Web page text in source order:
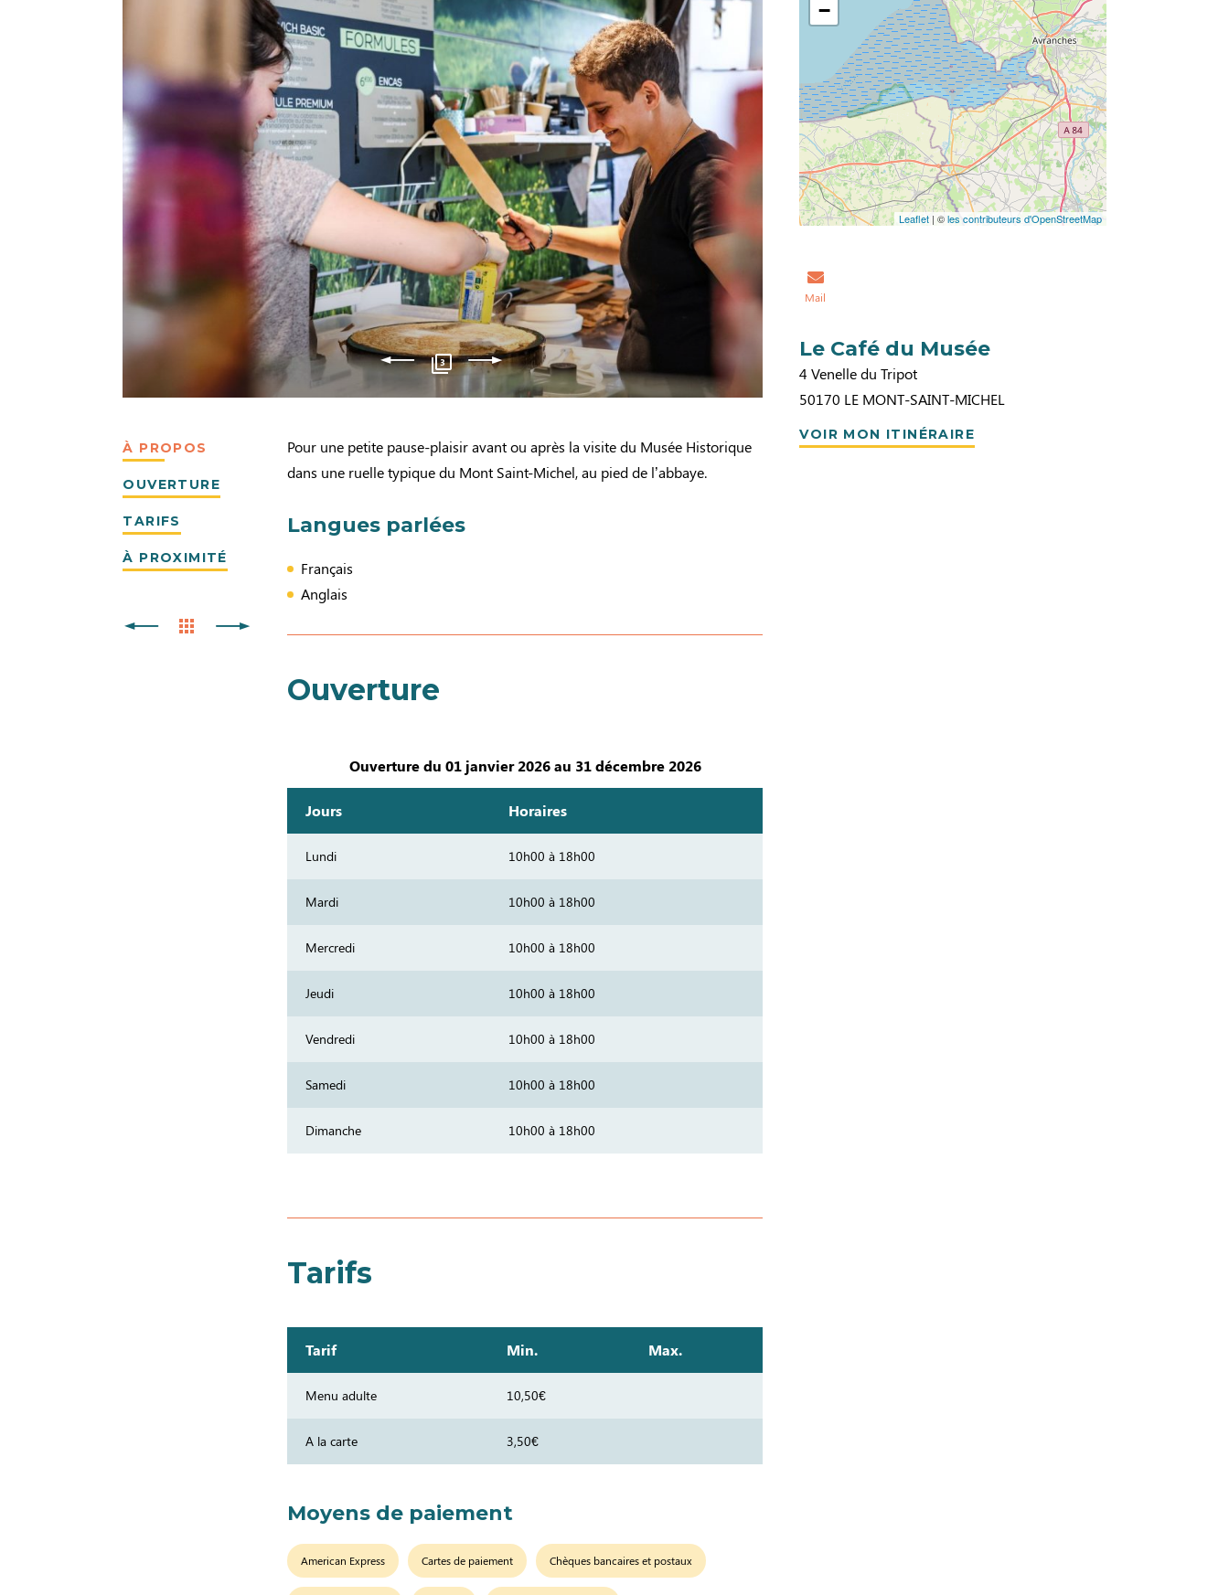
3
À PROPOS
OUVERTURE
TARIFS
À PROXIMITÉ
Pour une petite pause-plaisir avant ou après la visite du Musée Historique
dans une ruelle typique du Mont Saint-Michel, au pied de l’abbaye.
Langues parlées
Français
Anglais
Ouverture
Ouverture du 01 janvier 2026 au 31 décembre 2026
Jours Horaires
Lundi 10h00 à 18h00
Mardi 10h00 à 18h00
Mercredi 10h00 à 18h00
Jeudi 10h00 à 18h00
Vendredi 10h00 à 18h00
Samedi 10h00 à 18h00
Dimanche 10h00 à 18h00
Tarifs
Tarif Min. Max.
Menu adulte 10,50€
A la carte 3,50€
Moyens de paiement
American Express Cartes de paiement Chèques bancaires et postaux
−
Leaflet| ©les contributeurs d'OpenStreetMap
Mail
Le Café du Musée
4 Venelle du Tripot
50170 LE MONT-SAINT-MICHEL
VOIR MON ITINÉRAIRE